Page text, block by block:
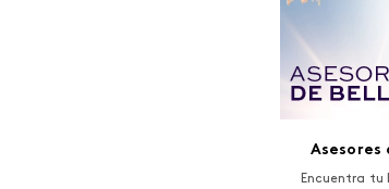
Asesores
Encuentra tu
Razones para
Suero intensivo
g. e 52 oz. (2.70
USD 32.00